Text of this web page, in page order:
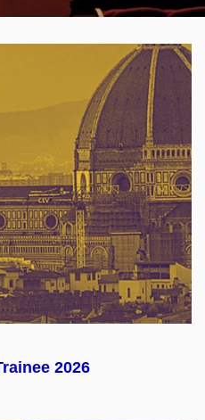
2026